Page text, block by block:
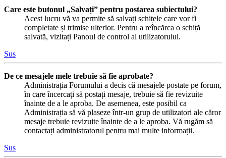
Care este butonul „Salvați” pentru postarea subiectului?
Acest lucru vă va permite să salvați schițele care vor fi
completate și trimise ulterior. Pentru a reîncărca o schiță
salvată, vizitați Panoul de control al utilizatorului.
Sus
De ce mesajele mele trebuie să fie aprobate?
Administrația Forumului a decis că mesajele postate pe forum,
în care încercați să postați mesaje, trebuie să fie revizuite
înainte de a le aproba. De asemenea, este posibil ca
Administrația să vă plaseze într-un grup de utilizatori ale căror
mesaje trebuie revizuite înainte de a le aproba. Vă rugăm să
contactați administratorul pentru mai multe informații.
Sus